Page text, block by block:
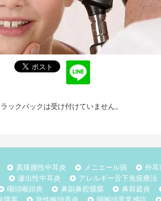
ックバックは受け付けていません。
真珠腫性中耳炎 メニエール病 外耳
滲出性中耳炎 アレルギー舌下免疫療法
咽頭喉頭炎 鼻副鼻腔腫瘍 鼻前庭炎